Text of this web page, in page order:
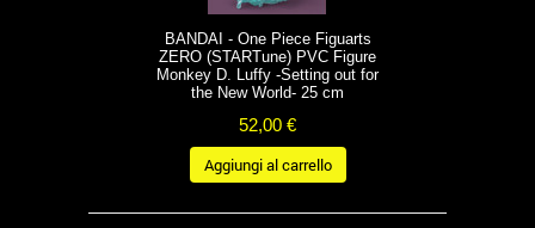
BANDAI - One Piece Figuarts
ZERO (STARTune) PVC Figure
Monkey D. Luffy -Setting out for
the New World- 25 cm
52,00 €
Aggiungi al carrello